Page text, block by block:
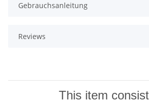
Gebrauchsanleitung
Reviews
This item